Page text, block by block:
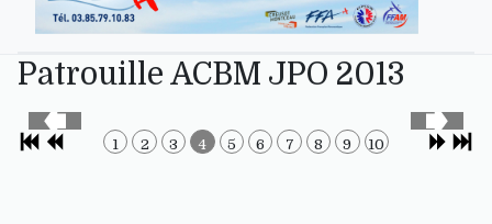
Patrouille ACBM JPO 2013
1 2 3 4 5 6 7 8 9 10